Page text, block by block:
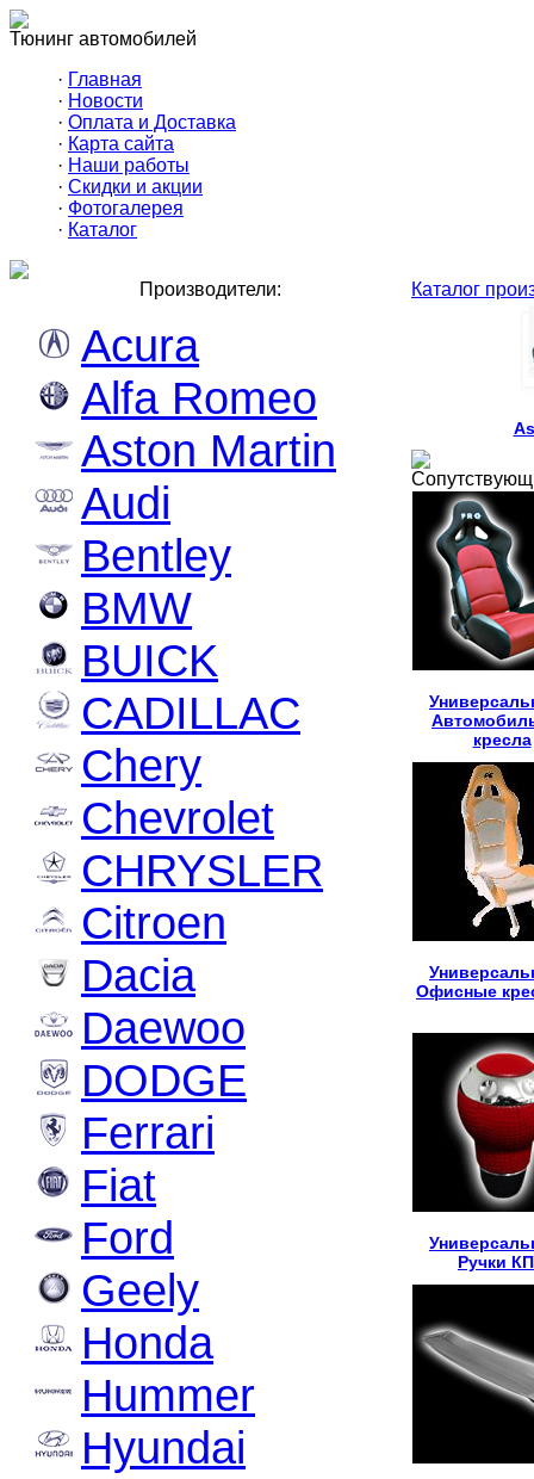
Тюнинг автомобилей
· Главная
· Новости
· Оплата и Доставка
· Карта сайта
· Наши работы
· Скидки и акции
· Фотогалерея
· Каталог
Производители:
Acura
Alfa Romeo
Aston Martin
Audi
Bentley
BMW
BUICK
CADILLAC
Chery
Chevrolet
CHRYSLER
Citroen
Dacia
Daewoo
DODGE
Ferrari
Fiat
Ford
Geely
Honda
Hummer
Hyundai
Каталог
кресла
Офисные
Ручки